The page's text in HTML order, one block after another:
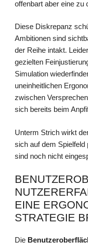
offenbart aber eine zu
Diese Diskrepanz
Ambitionen sind
der Reihe intakt.
gezielten
Simulation
uneinheitlichen
zwischen
sich bereits beim
Unterm Strich wirkt
sich auf dem Spielfeld
sind noch nicht
EINE
STRATEGIE
Die